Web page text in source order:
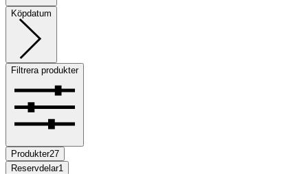
Köpdatum
Filtrera produkter
Produkter27
Reservdelar1